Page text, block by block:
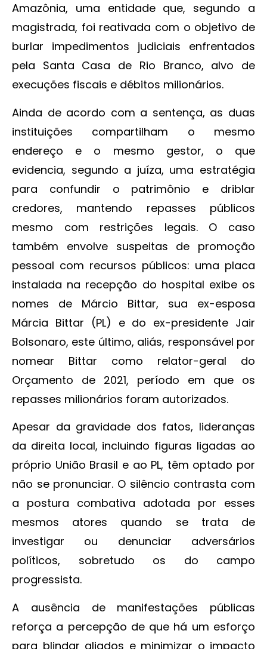
Amazônia, uma entidade que, segundo a
magistrada, foi reativada com o objetivo de
burlar impedimentos judiciais enfrentados
pela Santa Casa de Rio Branco, alvo de
execuções fiscais e débitos milionários.
Ainda de acordo com a sentença, as duas
instituições compartilham o mesmo
endereço e o mesmo gestor, o que
evidencia, segundo a juíza, uma estratégia
para confundir o patrimônio e driblar
credores, mantendo repasses públicos
mesmo com restrições legais. O caso
também envolve suspeitas de promoção
pessoal com recursos públicos: uma placa
instalada na recepção do hospital exibe os
nomes de Márcio Bittar, sua ex-esposa
Márcia Bittar (PL) e do ex-presidente Jair
Bolsonaro, este último, aliás, responsável por
nomear Bittar como relator-geral do
Orçamento de 2021, período em que os
repasses milionários foram autorizados.
Apesar da gravidade dos fatos, lideranças
da direita local, incluindo figuras ligadas ao
próprio União Brasil e ao PL, têm optado por
não se pronunciar. O silêncio contrasta com
a postura combativa adotada por esses
mesmos atores quando se trata de
investigar ou denunciar adversários
políticos, sobretudo os do campo
progressista.
A ausência de manifestações públicas
reforça a percepção de que há um esforço
para blindar aliados e minimizar o impacto